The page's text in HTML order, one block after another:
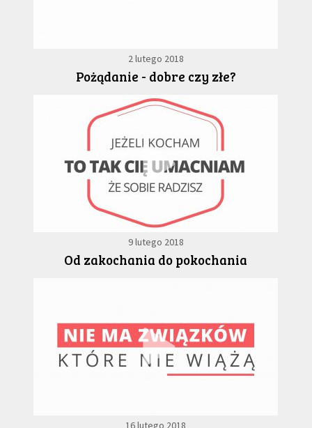
2 lutego 2018
Pożądanie - dobre czy złe?
9 lutego 2018
Od zakochania do pokochania